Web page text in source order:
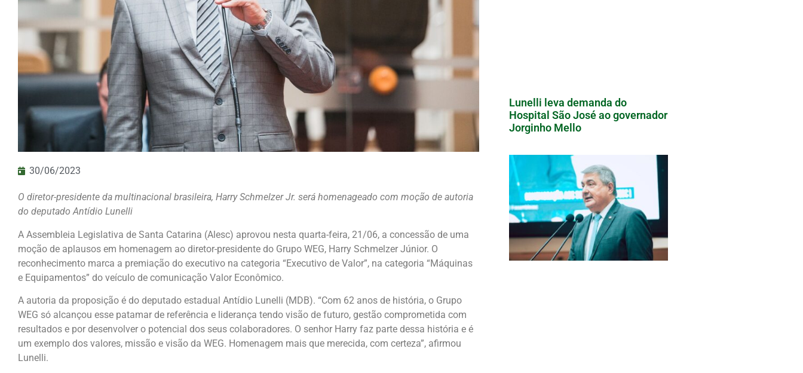
30/06/2023
O diretor-presidente da multinacional brasileira, Harry Schmelzer Jr. será homenageado com moção de autoria
do deputado Antídio Lunelli
A Assembleia Legislativa de Santa Catarina (Alesc) aprovou nesta quarta-feira, 21/06, a concessão de uma
moção de aplausos em homenagem ao diretor-presidente do Grupo WEG, Harry Schmelzer Júnior. O
reconhecimento marca a premiação do executivo na categoria “Executivo de Valor”, na categoria “Máquinas
e Equipamentos” do veículo de comunicação Valor Econômico.
A autoria da proposição é do deputado estadual Antídio Lunelli (MDB). “Com 62 anos de história, o Grupo
WEG só alcançou esse patamar de referência e liderança tendo visão de futuro, gestão comprometida com
resultados e por desenvolver o potencial dos seus colaboradores. O senhor Harry faz parte dessa história e é
um exemplo dos valores, missão e visão da WEG. Homenagem mais que merecida, com certeza”, afirmou
Lunelli.
Lunelli leva demanda do
Hospital São José ao governador
Jorginho Mello